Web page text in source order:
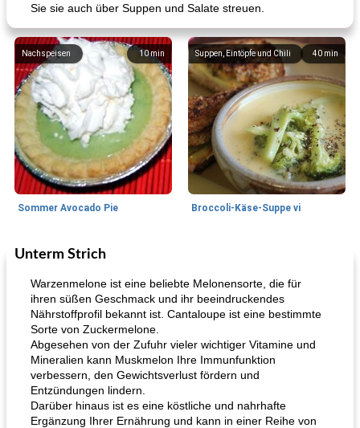
Sie sie auch über Suppen und Salate streuen.
10min
Nachspeisen
Sommer Avocado Pie
40 min
Suppen, Eintöpfe und Chili
Broccoli-Käse-Suppe vi
Kurs
Karamell-Brownie-Kuchen Cilantro-Curry-Hühnersalat
Unterm Strich
Warzenmelone ist eine beliebte Melonensorte, die für
ihren süßen Geschmack und ihr beeindruckendes
Nährstoffprofil bekannt ist. Cantaloupe ist eine bestimmte
Sorte von Zuckermelone.
Abgesehen von der Zufuhr vieler wichtiger Vitamine und
Mineralien kann Muskmelon Ihre Immunfunktion
verbessern, den Gewichtsverlust fördern und
Entzündungen lindern.
Darüber hinaus ist es eine köstliche und nahrhafte
Ergänzung Ihrer Ernährung und kann in einer Reihe von